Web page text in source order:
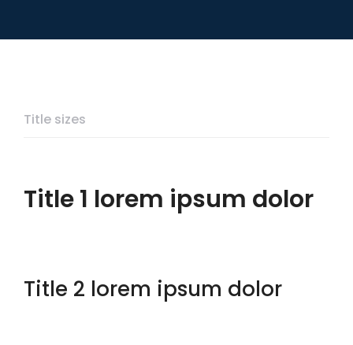
Title sizes
Title 1 lorem ipsum dolor
Title 2 lorem ipsum dolor